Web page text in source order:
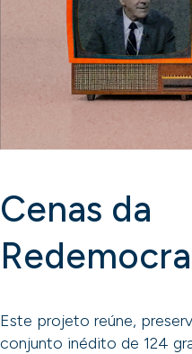
Cenas da
Este projeto reúne,
conjunto inédito de 124